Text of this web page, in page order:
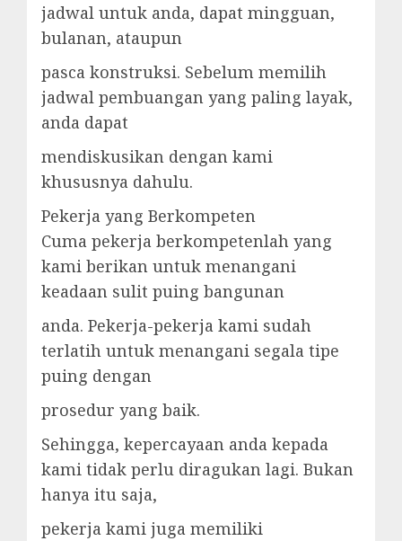
jadwal untuk anda, dapat mingguan,
bulanan, ataupun
pasca konstruksi. Sebelum memilih
jadwal pembuangan yang paling layak,
anda dapat
mendiskusikan dengan kami
khususnya dahulu.
Pekerja yang Berkompeten
Cuma pekerja berkompetenlah yang
kami berikan untuk menangani
keadaan sulit puing bangunan
anda. Pekerja-pekerja kami sudah
terlatih untuk menangani segala tipe
puing dengan
prosedur yang baik.
Sehingga, kepercayaan anda kepada
kami tidak perlu diragukan lagi. Bukan
hanya itu saja,
pekerja kami juga memiliki